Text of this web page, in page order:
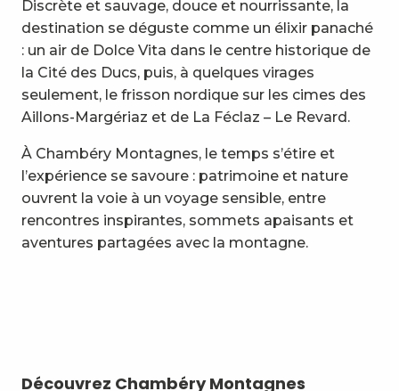
Discrète et sauvage, douce et nourrissante, la
destination se déguste comme un élixir panaché
: un air de Dolce Vita dans le centre historique de
la Cité des Ducs, puis, à quelques virages
seulement, le frisson nordique sur les cimes des
Aillons-Margériaz et de La Féclaz – Le Revard.
À Chambéry Montagnes, le temps s’étire et
l’expérience se savoure : patrimoine et nature
ouvrent la voie à un voyage sensible, entre
rencontres inspirantes, sommets apaisants et
aventures partagées avec la montagne.
Découvrez Chambéry Montagnes